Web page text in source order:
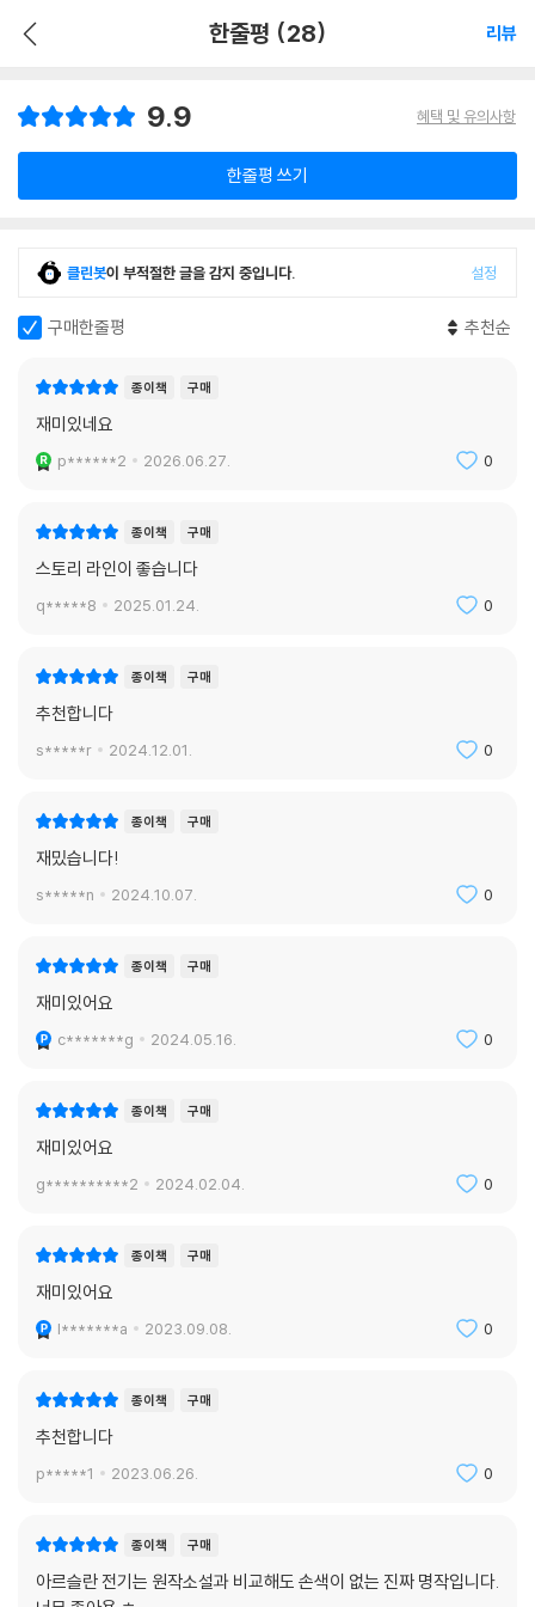
한줄평 (28) 리뷰
9.9 혜택 및 유의사항
한줄평 쓰기
클린봇이 부적절한 글을 감지 중입니다. 설정
구매한줄평 추천순
종이책 구매
재미있네요
p******2 2026.06.27. 0
종이책 구매
스토리 라인이 좋습니다
q*****8 2025.01.24. 0
종이책 구매
추천합니다
s*****r 2024.12.01. 0
종이책 구매
재밌습니다!
s*****n 2024.10.07. 0
종이책 구매
재미있어요
c*******g 2024.05.16. 0
종이책 구매
재미있어요
g**********2 2024.02.04. 0
종이책 구매
재미있어요
l*******a 2023.09.08. 0
종이책 구매
추천합니다
p*****1 2023.06.26. 0
종이책 구매
아르슬란 전기는 원작소설과 비교해도 손색이 없는 진짜 명작입니다.